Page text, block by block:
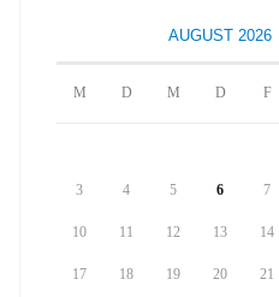
AUGUST 2026
M D M D F
3 4 5 6 7
10 11 12 13 14
17 18 19 20 21